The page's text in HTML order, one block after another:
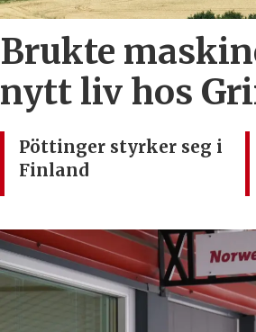
Brukte
nytt liv hos
Pöttinger styrker seg i
Finland